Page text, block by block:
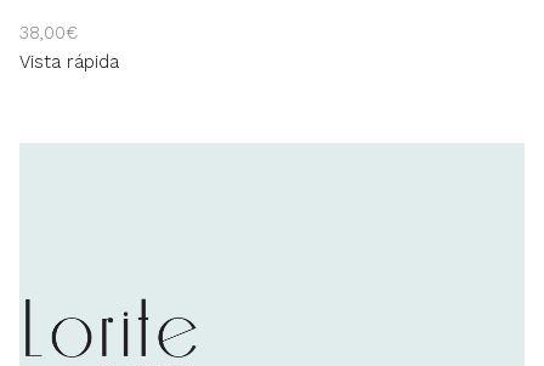
38,00€
Vista rápida